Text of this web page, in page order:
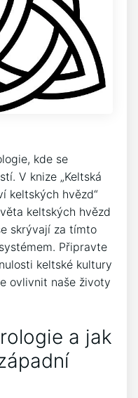
kde se
V knize „Keltská
keltských hvězd“
keltských hvězd
skrývají za tímto
Připravte
keltské kultury
ovlivnit naše životy
a jak